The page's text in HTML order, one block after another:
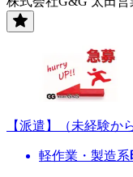
【派遣】（未経験か
軽作業・製造系